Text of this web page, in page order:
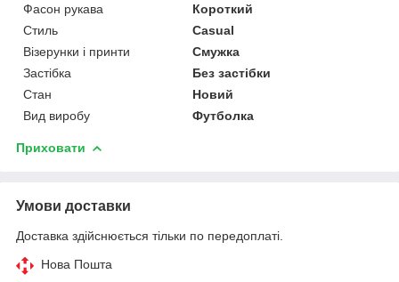
Фасон рукава
Короткий
Стиль
Casual
Візерунки і принти
Смужка
Застібка
Без застібки
Стан
Новий
Вид виробу
Футболка
Приховати
Умови доставки
Доставка здійснюється тільки по передоплаті.
Нова Пошта